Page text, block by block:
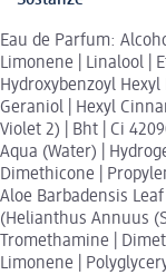
Eau de Parfum:
Limonene | Linalool |
Hydroxybenzoyl
Geraniol | Hexyl
Violet 2) | Bht | Ci
Aqua (Water) |
Dimethicone |
Aloe Barbadensis
(Helianthus Annuus
Tromethamine |
Limonene |